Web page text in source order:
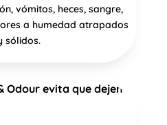
vómitos, heces, sangre,
a humedad atrapados
sólidos.
Odour evita que dejen